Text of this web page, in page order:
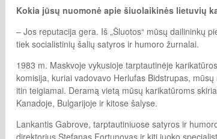
Kokia jūsų nuomonė apie šiuolaikinės lietuvių
– Jos reputacija gera. Iš „Šluotos“ mūsų dailininkų
tiek socialistinių šalių satyros ir humoro žurnalai.
1983 m. Maskvoje vykusioje tarptautinėje
komisija, kuriai vadovavo Herlufas Bidstrupas,
itin teigiamai. Deramą vietą mūsų karikatūroms
Kanadoje, Bulgarijoje ir kitose šalyse.
Lankantis Gabrove, tarptautiniuose satyros ir